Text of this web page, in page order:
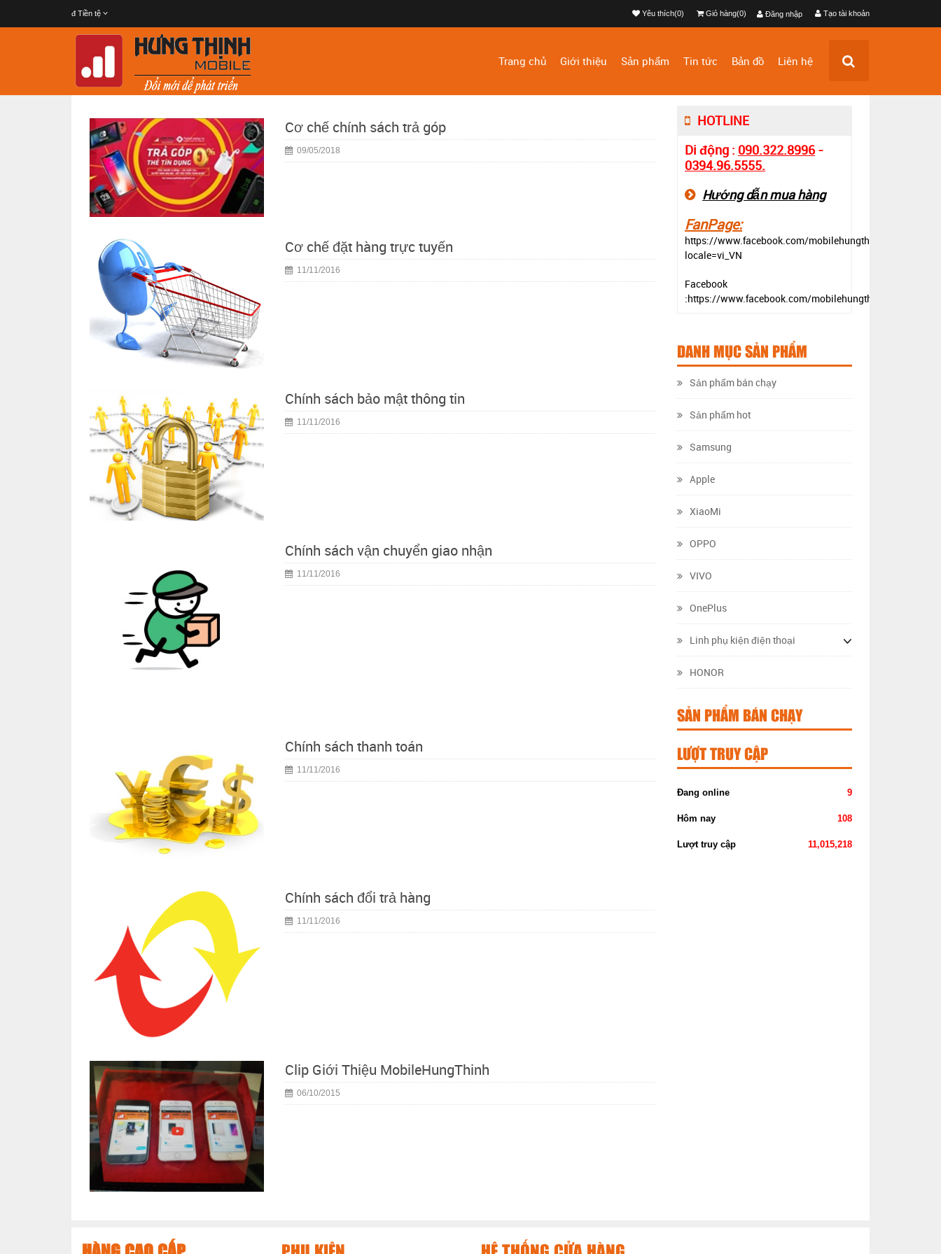
đ Tiền tệ Đăng nhập Tạo tài khoản
Yêu thích(0) Giỏ hàng(0)
Trang chủ Giới thiệu Sản phẩm Tin tức Bản đồ Liên hệ
Cơ chế chính sách trả góp
09/05/2018
Cơ chế đặt hàng trực tuyến
11/11/2016
Chính sách bảo mật thông tin
11/11/2016
Chính sách vận chuyển giao nhận
11/11/2016
Chính sách thanh toán
11/11/2016
Chính sách đổi trả hàng
11/11/2016
Clip Giới Thiệu MobileHungThinh
06/10/2015
HOTLINE
Di động : 090.322.8996 -
0394.96.5555.
Hướng dẫn mua hàng
FanPage:
https://www.facebook.com/mobilehungthinh?
locale=vi_VN
Facebook
:https://www.facebook.com/mobilehungthinh
DANH MỤC SẢN PHẨM
Sản phẩm bán chạy
Sản phẩm hot
Samsung
Apple
XiaoMi
OPPO
VIVO
OnePlus
Linh phụ kiện điện thoại
HONOR
SẢN PHẨM BÁN CHẠY
LƯỢT TRUY CẬP
Đang online 9
Hôm nay 108
Lượt truy cập 11,015,218